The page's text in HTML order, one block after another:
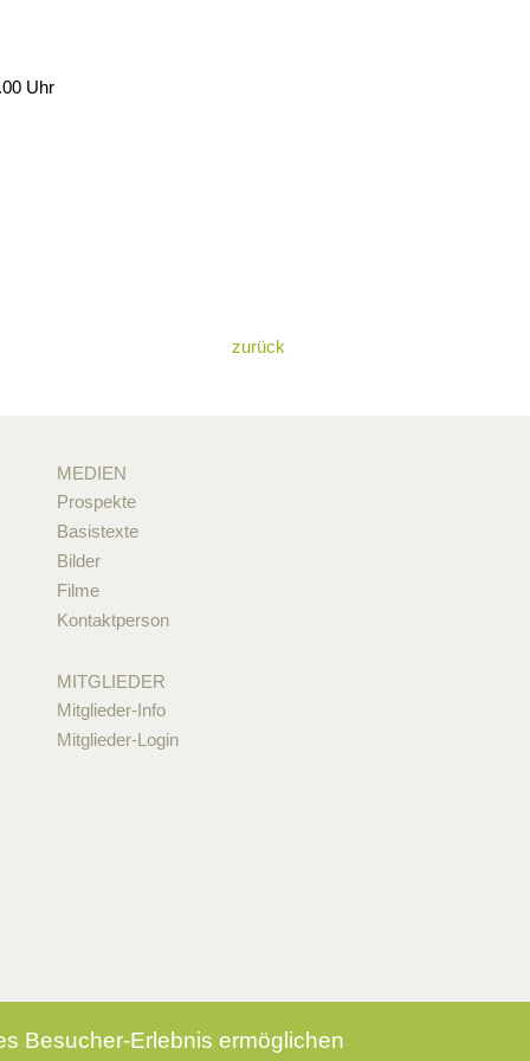
Uhr
zurück
MEDIEN
Prospekte
Basistexte
Bilder
Filme
Kontaktperson
MITGLIEDER
Mitglieder-Info
Mitglieder-Login
Besucher-Erlebnis ermöglichen